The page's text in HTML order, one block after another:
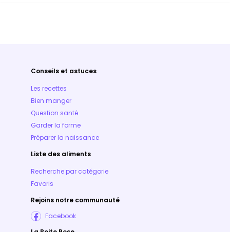
Conseils et astuces
Les recettes
Bien manger
Question santé
Garder la forme
Préparer la naissance
Liste des aliments
Recherche par catégorie
Favoris
Rejoins notre communauté
Facebook